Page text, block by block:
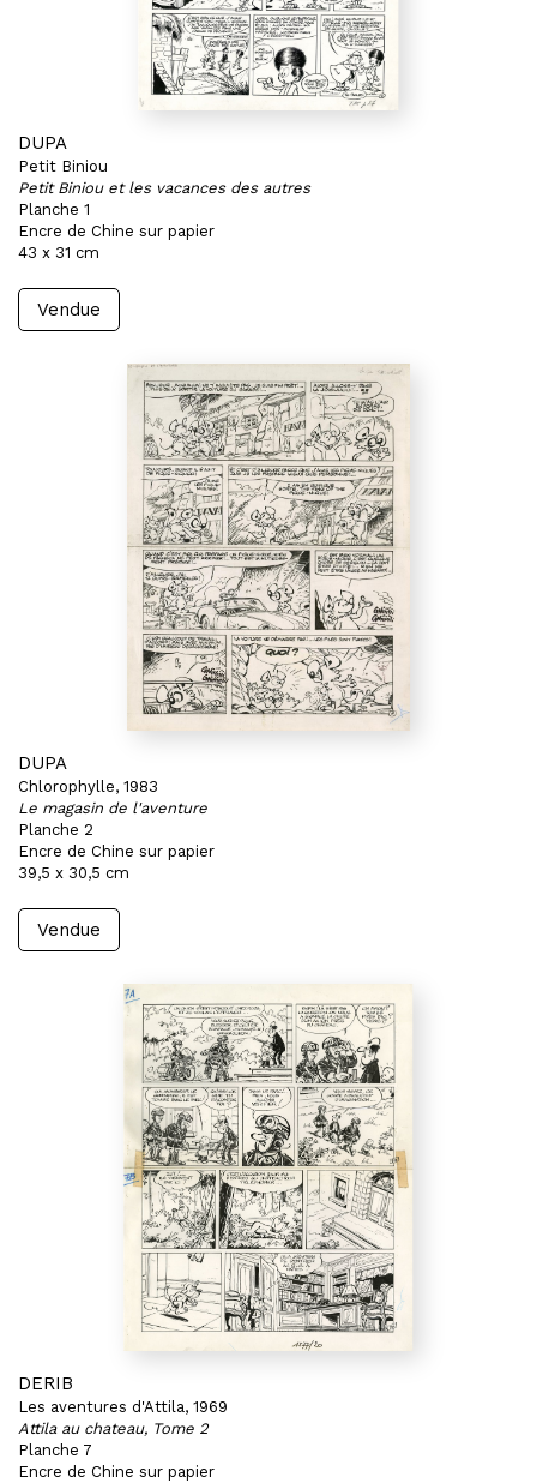
DUPA
Petit Biniou
Petit Biniou et les vacances des autres
Planche 1
Encre de Chine sur papier
43 x 31 cm
Vendue
DUPA
Chlorophylle, 1983
Le magasin de l'aventure
Planche 2
Encre de Chine sur papier
39,5 x 30,5 cm
Vendue
DERIB
Les aventures d'Attila, 1969
Attila au chateau, Tome 2
Planche 7
Encre de Chine sur papier